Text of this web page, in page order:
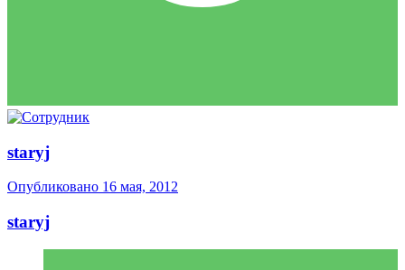
staryj
Опубликовано 16 мая, 2012
staryj